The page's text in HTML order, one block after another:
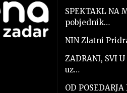
SPEKTAKL NA
pobjednik…
NIN Zlatni
ZADRANI, SVI
uz…
OD